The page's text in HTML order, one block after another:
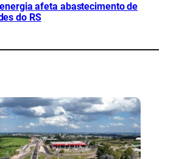
afeta abastecimento de
do RS